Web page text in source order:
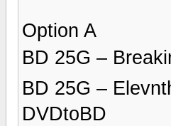
Option A
BD 25G –
BD 25G –
DVDtoBD